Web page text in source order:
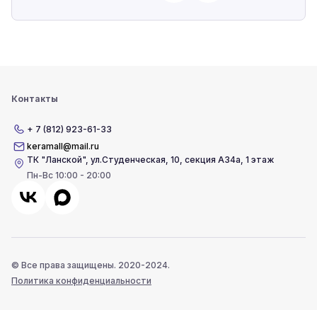
Контакты
+ 7 (812) 923-61-33
keramall@mail.ru
ТК "Ланской",ул.Студенческая, 10, секция А34а, 1 этаж
Пн-Вс 10:00 - 20:00
© Все права защищены. 2020-2024.
Политика конфиденциальности